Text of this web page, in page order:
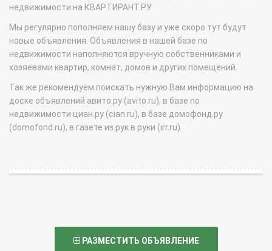
недвижимости на КВАРТИРАНТ.РУ
Мы регулярно пополняем нашу базу и уже скоро тут будут
новые объявления. Объявления в нашей базе по
недвижимости наполняются вручную собственниками и
хозяевами квартир, комнат, домов и других помещений.
Так же рекомендуем поискать нужную Вам информацию на
доске объявлений авито.ру (avito.ru), в базе по
недвижимости циан.ру (cian.ru), в базе домофонд.ру
(domofond.ru), в газете из рук в руки (irr.ru).
РАЗМЕСТИТЬ ОБЪЯВЛЕНИЕ